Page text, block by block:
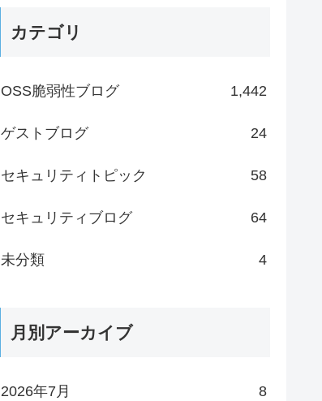
カテゴリ
OSS脆弱性ブログ 1,442
ゲストブログ 24
セキュリティトピック 58
セキュリティブログ 64
未分類 4
月別アーカイブ
2026年7月 8